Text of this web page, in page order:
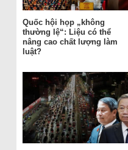
Quốc hội họp „không
thường lệ“: Liệu có thể
nâng cao chất lượng làm
luật?